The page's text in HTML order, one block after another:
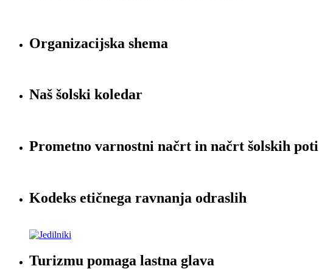
Organizacijska shema
Naš šolski koledar
Prometno varnostni načrt in načrt šolskih poti
Kodeks etičnega ravnanja odraslih
Turizmu pomaga lastna glava